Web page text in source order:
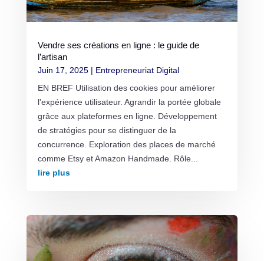
Vendre ses créations en ligne : le guide de
l’artisan
Juin 17, 2025| Entrepreneuriat Digital
EN BREF Utilisation des cookies pour améliorer
l'expérience utilisateur. Agrandir la portée globale
grâce aux plateformes en ligne. Développement
de stratégies pour se distinguer de la
concurrence. Exploration des places de marché
comme Etsy et Amazon Handmade. Rôle...
lire plus